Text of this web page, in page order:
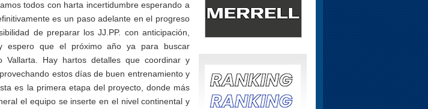
todos con harta incertidumbre esperando a
es un paso adelante en el progreso
de preparar los JJ.PP. con anticipación,
espero que el próximo año ya para buscar
Vallarta. Hay hartos detalles que coordinar y
estos días de buen entrenamiento y
es la primera etapa del proyecto, donde más
el equipo se inserte en el nivel continental y